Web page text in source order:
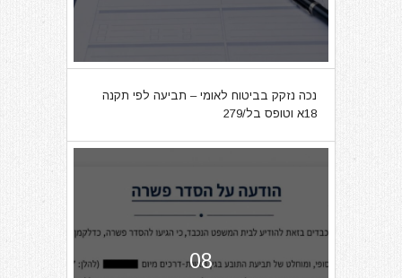
נכה נזקק בביטוח לאומי – תביעה לפי תקנה
18א וטופס בל/279
08